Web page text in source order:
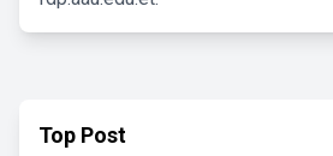
Top Post